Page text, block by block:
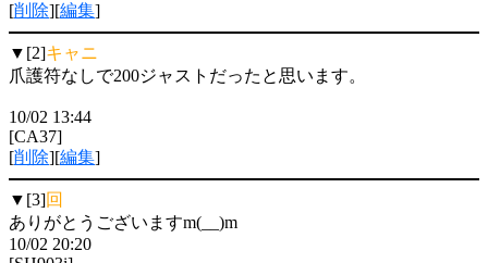
[削除][編集]
▼[2]キャニ
爪護符なしで200ジャストだったと思います。
10/02 13:44
[CA37]
[削除][編集]
▼[3]回
ありがとうございますm(__)m
10/02 20:20